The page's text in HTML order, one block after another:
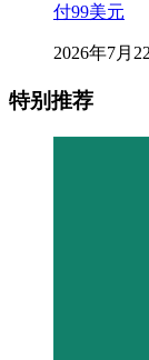
付99美元
2026年7月
特别推荐